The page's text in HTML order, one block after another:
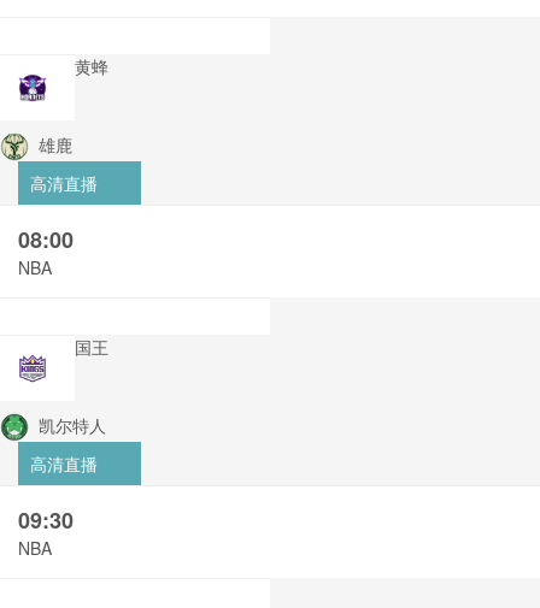
黄蜂
雄鹿
高清直播
08:00
NBA
国王
凯尔特人
高清直播
09:30
NBA